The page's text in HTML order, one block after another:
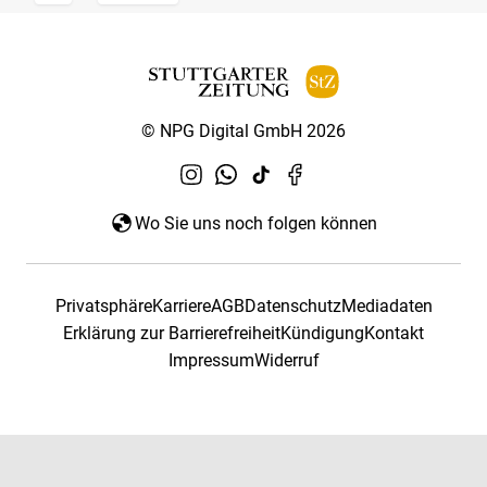
© NPG Digital GmbH 2026
Wo Sie uns noch folgen können
PrivatsphäreKarriereAGBDatenschutzMediadaten
Erklärung zur BarrierefreiheitKündigungKontakt
ImpressumWiderruf